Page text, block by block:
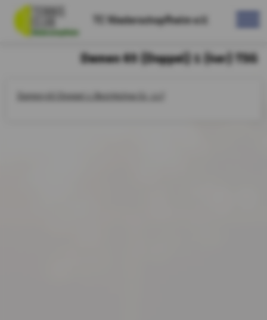
TC Niederschopfheim e.V.
Damen 65 (Doppel) 1 (4er) TSG
Damen 65 Doppel 1.Bezirksliga Gr. 117